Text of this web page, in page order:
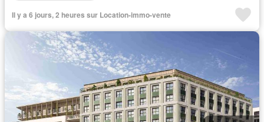
Il y a 6 jours, 2 heures sur Location-immo-vente